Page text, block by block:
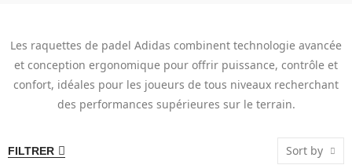
Les raquettes de padel Adidas combinent technologie avancée
et conception ergonomique pour offrir puissance, contrôle et
confort, idéales pour les joueurs de tous niveaux recherchant
des performances supérieures sur le terrain.
FILTRER Sort by